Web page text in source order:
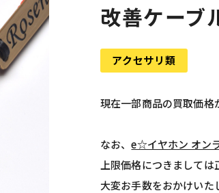
改善ケーブ
アクセサリ類
現在一部商品の買取価格
なお、e☆イヤホン オン
上限価格につきましては
大変お手数をおかけいた